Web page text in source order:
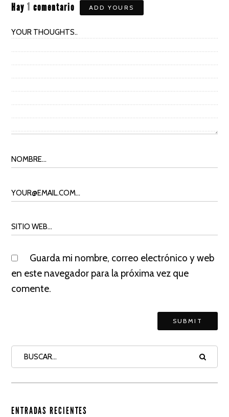
Hay 1 comentario ADD YOURS
Guarda mi nombre, correo electrónico y web
en este navegador para la próxima vez que
comente.
ENTRADAS RECIENTES